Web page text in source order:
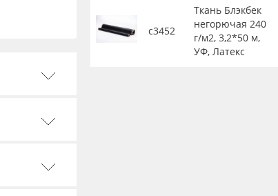
с3452
Ткань Блэкбек
негорючая 240
г/м2, 3,2*50 м,
УФ, Латекс